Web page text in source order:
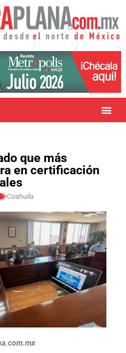
que más
en certificación
Coahuila